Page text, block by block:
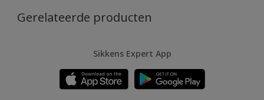
Gerelateerde producten
Sikkens Expert App